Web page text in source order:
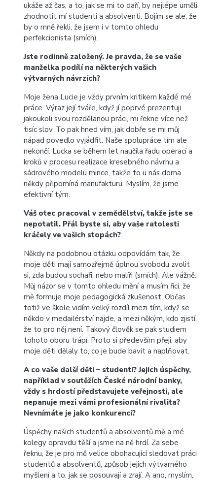
ukáže až čas, a to, jak se mi to daří, by nejlépe uměli
zhodnotit mí studenti a absolventi. Bojím se ale, že
by o mně řekli, že jsem i v tomto ohledu
perfekcionista (smích).
Jste rodinně založený. Je pravda, že se vaše
manželka podílí na některých vašich
výtvarných návrzích?
Moje žena Lucie je vždy prvním kritikem každé mé
práce. Výraz její tváře, když jí poprvé prezentuji
jakoukoli svou rozdělanou práci, mi řekne více než
tisíc slov. To pak hned vím, jak dobře se mi můj
nápad povedlo vyjádřit. Naše spolupráce tím ale
nekončí. Lucka se během let naučila řadu operací a
kroků v procesu realizace kresebného návrhu a
sádrového modelu mince, takže to u nás doma
někdy připomíná manufakturu. Myslím, že jsme
efektivní tým.
Váš otec pracoval v zemědělství, takže jste se
nepotatil. Přál byste si, aby vaše ratolesti
kráčely ve vašich stopách?
Někdy na podobnou otázku odpovídám tak, že
moje děti mají samozřejmě úplnou svobodu zvolit
si, zda budou sochaři, nebo malíři (smích). Ale vážně.
Můj názor se v tomto ohledu mění a musím říci, že
mě formuje moje pedagogická zkušenost. Občas
totiž ve škole vidím velký rozdíl mezi tím, když se
někdo v medailérství najde, a mezi někým, kdo zjistí,
že to pro něj není. Takový člověk se pak studiem
tohoto oboru trápí. Proto si především přeji, aby
moje děti dělaly to, co je bude bavit a naplňovat.
A co vaše další děti – studenti? Jejich úspěchy,
například v soutěžích České národní banky,
vždy s hrdostí představujete veřejnosti, ale
nepanuje mezi vámi profesionální rivalita?
Nevnímáte je jako konkurenci?
Úspěchy našich studentů a absolventů mě a mé
kolegy opravdu těší a jsme na ně hrdí. Za sebe
řeknu, že je pro mě velice obohacující sledovat práci
studentů a absolventů, způsob jejich výtvarného
myšlení a to, jak se posouvají a zrají. A ano, myslím,